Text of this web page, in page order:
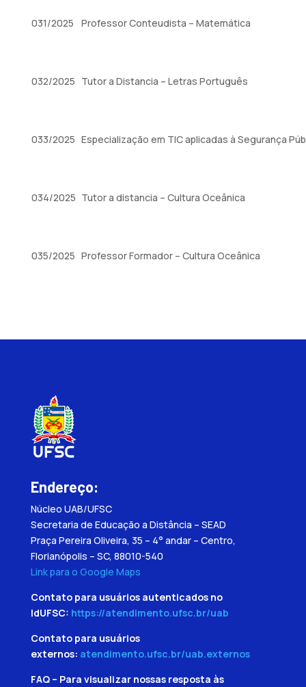
031/2025 Professor Conteudista – Matemática
032/2025 Tutor a Distancia – Letras Português
033/2025 Especialização em TIC aplicadas à Segurança
034/2025 Tutor a distancia – Cultura Oceânica
035/2025 Professor Formador – Cultura Oceânica
Endereço:
Núcleo UAB/UFSC
Secretaria de Educação a Distância – SEAD
Praça Pereira Oliveira, 35 – 4° andar – Centro,
Florianópolis – SC, 88010-540
Link para o Google Maps
Contato para usuários autenticados no
IdUFSC: https://atendimento.ufsc.br/uab
Contato para usuários
externos: atendimento.ufsc.br/uab.externos
FAQ – Para visualizar nossas resposta às